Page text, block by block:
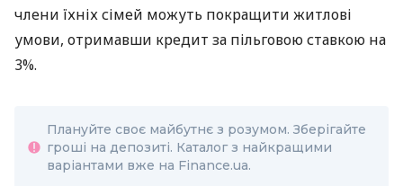
члени їхніх сімей можуть покращити житлові
умови, отримавши кредит за пільговою ставкою на
3%.
Плануйте своє майбутнє з розумом. Зберігайте
гроші на депозиті. Каталог з найкращими
варіантами вже на Finance.ua.